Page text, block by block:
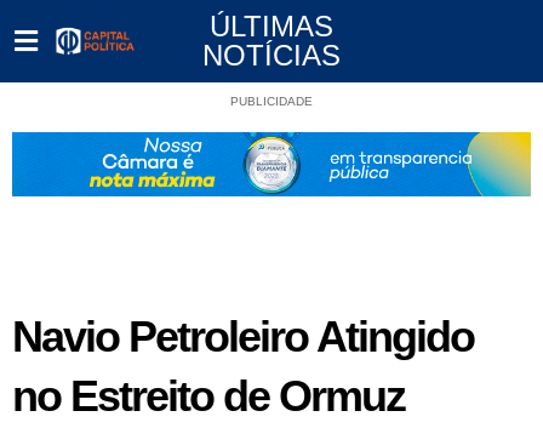
ÚLTIMAS
NOTÍCIAS
PUBLICIDADE
Navio Petroleiro Atingido
no Estreito de Ormuz